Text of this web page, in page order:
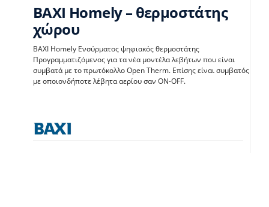
BAXI Homely –
θερμοστάτης χώρου
BAXI Homely – θερμοστάτης
χώρου
BAXI Homely Ενσύρματος ψηφιακός θερμοστάτης
Προγραμματιζόμενος για τα νέα μοντέλα λεβήτων που είναι
συμβατά με το πρωτόκολλο Open Therm. Επίσης είναι συμβατός
με οποιονδήποτε λέβητα αερίου σαν ΟΝ-OFF.